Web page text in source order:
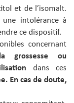
et de l’isomalt.
intolérance à
ce dispositif.
concernant
grossesse ou
dans ces
En cas de doute,